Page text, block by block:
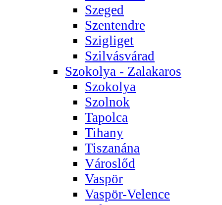
Szeged
Szentendre
Szigliget
Szilvásvárad
Szokolya - Zalakaros
Szokolya
Szolnok
Tapolca
Tihany
Tiszanána
Városlőd
Vaspör
Vaspör-Velence